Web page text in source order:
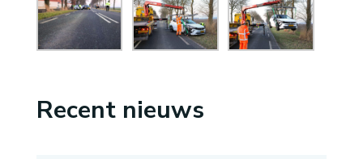
Recent nieuws